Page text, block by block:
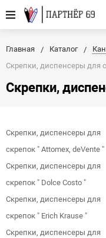
Главная Каталог
Скрепки, диспенсеры для
Скрепки,
Скрепки, диспенсеры для
скрепок " Attomex, deVente "
Скрепки, диспенсеры для
скрепок " Dolce Costo "
Скрепки, диспенсеры для
скрепок " Erich Krause "
Скрепки, диспенсеры для